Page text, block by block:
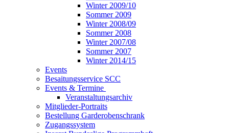
Winter 2009/10
Sommer 2009
Winter 2008/09
Sommer 2008
Winter 2007/08
Sommer 2007
Winter 2014/15
Events
Besaitungsservice SCC
Events & Termine
Veranstaltungsarchiv
Mitglieder-Portraits
Bestellung Garderobenschrank
Zugangssystem